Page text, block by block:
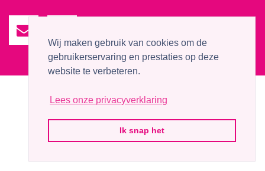
Wij maken gebruik van cookies om de
gebruikerservaring en prestaties op deze
website te verbeteren.
Lees onze privacyverklaring
Ik snap het
Website byP&P Company